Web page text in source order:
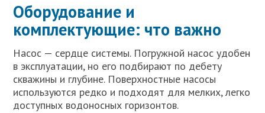
Оборудование и
комплектующие: что важно
Насос — сердце системы. Погружной насос удобен
в эксплуатации, но его подбирают по дебету
скважины и глубине. Поверхностные насосы
используются редко и подходят для мелких, легко
доступных водоносных горизонтов.